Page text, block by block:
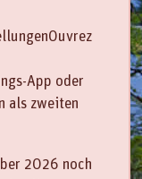
App oder
als zweiten
2026 noch